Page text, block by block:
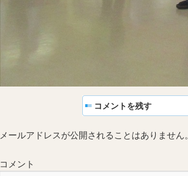
コメントを残す
メールアドレスが公開されることはありません。
コメント